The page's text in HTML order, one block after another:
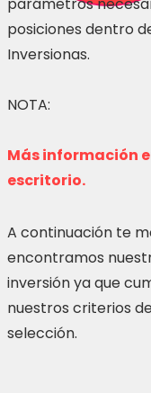
posiciones dentro
Inversionas.
NOTA:
Más información
escritorio.
A continuación te
encontramos
inversión ya que
nuestros criterios
selección.